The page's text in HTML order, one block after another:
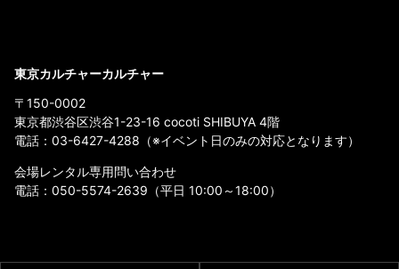
東京カルチャーカルチャー
〒150-0002
東京都渋谷区渋谷1-23-16 cocoti SHIBUYA 4階
電話： 03-6427-4288 （※イベント日のみの対応となります）
会場レンタル専用問い合わせ
電話： 050-5574-2639 （平日 10:00～18:00）